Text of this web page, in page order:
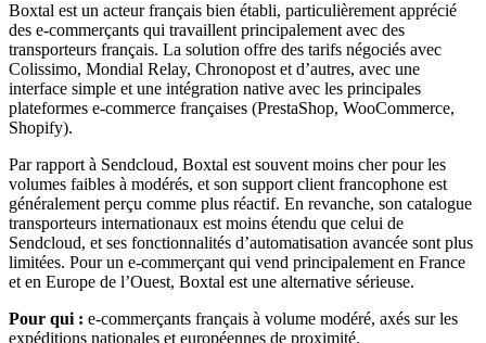
Boxtal est un acteur français bien établi, particulièrement apprécié
des e-commerçants qui travaillent principalement avec des
transporteurs français. La solution offre des tarifs négociés avec
Colissimo, Mondial Relay, Chronopost et d’autres, avec une
interface simple et une intégration native avec les principales
plateformes e-commerce françaises (PrestaShop, WooCommerce,
Shopify).
Par rapport à Sendcloud, Boxtal est souvent moins cher pour les
volumes faibles à modérés, et son support client francophone est
généralement perçu comme plus réactif. En revanche, son catalogue
transporteurs internationaux est moins étendu que celui de
Sendcloud, et ses fonctionnalités d’automatisation avancée sont plus
limitées. Pour un e-commerçant qui vend principalement en France
et en Europe de l’Ouest, Boxtal est une alternative sérieuse.
Pour qui : e-commerçants français à volume modéré, axés sur les
expéditions nationales et européennes de proximité.